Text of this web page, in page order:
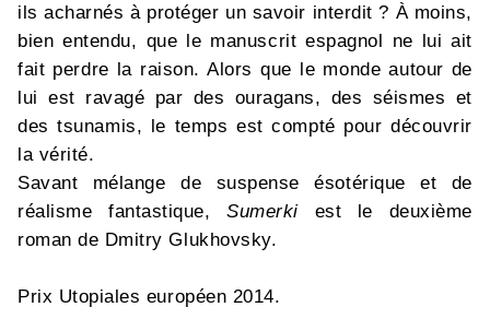
ils acharnés à protéger un savoir interdit ? À moins,
bien entendu, que le manuscrit espagnol ne lui ait
fait perdre la raison. Alors que le monde autour de
lui est ravagé par des ouragans, des séismes et
des tsunamis, le temps est compté pour découvrir
la vérité.
Savant mélange de suspense ésotérique et de
réalisme fantastique,Sumerki est le deuxième
roman de Dmitry Glukhovsky.
Prix Utopiales européen 2014.